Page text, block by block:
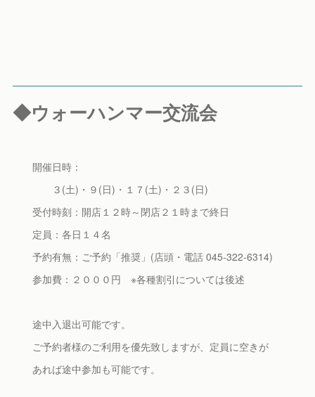
◆ウォーハンマー交流会
開催日時：
３(土)・９(日)・１７(土)・２３(日)
受付時刻：開店１２時～閉店２１時まで終日
定員：各日１４名
予約有無：ご予約「推奨」(店頭・電話 045-322-6314)
参加費：２０００円 ※各種割引については後述
途中入退出可能です。
ご予約者様のご利用を優先致しますが、定員に空きが
あれば途中参加も可能です。